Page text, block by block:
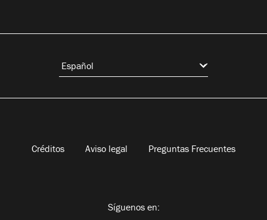
Créditos Aviso legal Preguntas Frecuentes
Síguenos en: